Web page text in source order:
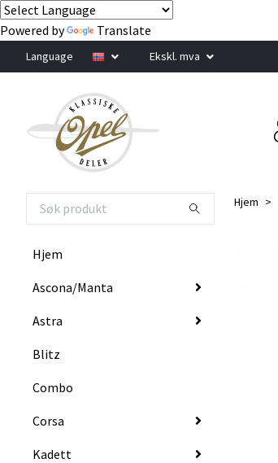
Powered by Translate
Language Ekskl. mva
Hjem
Ascona/Manta
Astra
Blitz
Combo
Corsa
Kadett
Hjem